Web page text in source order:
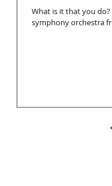
What is it that you do?
symphony orchestra